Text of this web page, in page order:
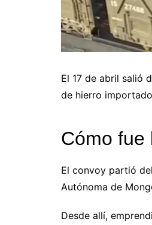
El 17 de abril salió
de hierro
Cómo fue
El convoy partió
Autónoma de
Desde allí,